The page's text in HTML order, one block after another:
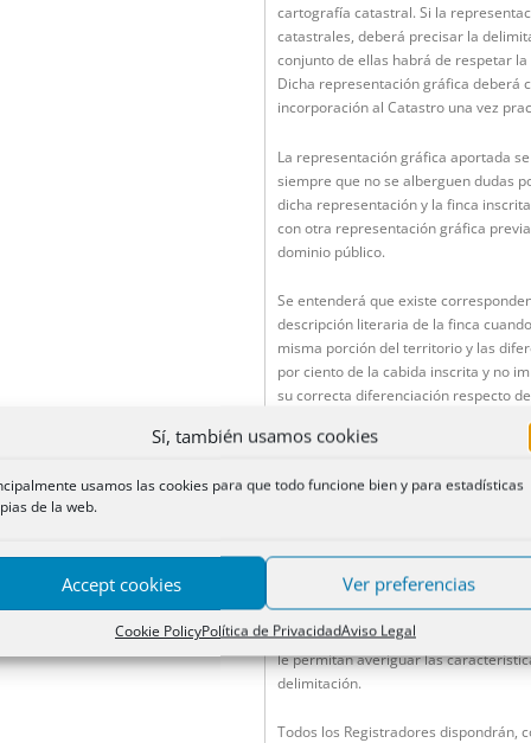
Sí, también usamos cookies
usamos las cookies para que todo funcione bien y para estadísticas
de la web.
Accept cookies Ver preferencias
Cookie PolicyPolítica de PrivacidadAviso Legal
cartografía catastral. Si la
catastrales, deberá precisar la
conjunto de ellas habrá de respetar
Dicha representación gráfica deberá
incorporación al Catastro una vez
La representación gráfica aportada
siempre que no se alberguen dudas
dicha representación y la finca
con otra representación gráfica
dominio público.
Se entenderá que existe
descripción literaria de la finca
misma porción del territorio y las
por ciento de la cabida inscrita y no
su correcta diferenciación respecto
Una vez inscrita la representación
constare en la descripción literaria.
A efectos de valorar la
supuestos de falta o insuficiencia de
utilizar, con carácter meramente
le permitan averiguar las
delimitación.
Todos los Registradores dispondrán,